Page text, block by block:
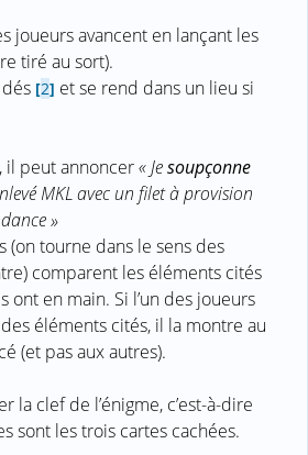
joueurs avancent en lançant les
tiré au sort).
[2] et se rend dans un lieu si
il peut annoncer« Jesoupçonne
MKL avec un filet à provision
»
(on tourne dans le sens des
comparent les éléments cités
ont en main. Si l’un des joueurs
éléments cités, il la montre au
(et pas aux autres).
la clef de l’énigme, c’est-à-dire
sont les trois cartes cachées.